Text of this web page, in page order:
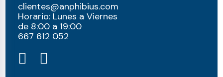
clientes@anphibius.com
Horario: Lunes a Viernes
de 8:00 a 19:00
667 612 052​